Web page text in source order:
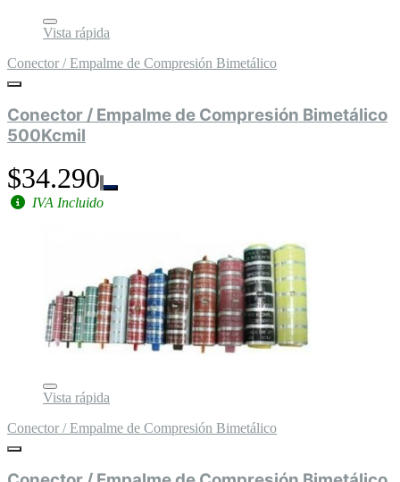
Vista rápida
Conector / Empalme de Compresión Bimetálico
Conector / Empalme de Compresión Bimetálico
500Kcmil
$34.290
IVA Incluido
Vista rápida
Conector / Empalme de Compresión Bimetálico